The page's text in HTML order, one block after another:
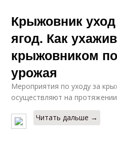
Крыжовник
ягод. Как
крыжовником
урожая
Мероприятия по уходу за
осуществляют на протяжении
Читать дальше →